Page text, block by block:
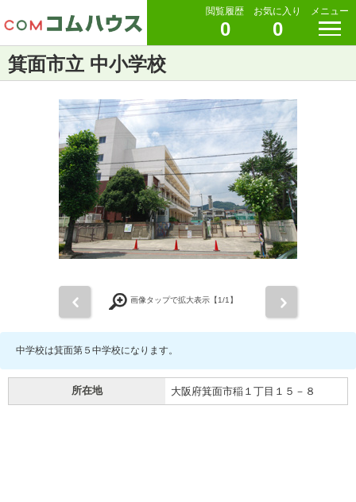
閲覧履歴
0
お気に入り
0
メニュー
箕面市立 中小学校
画像タップで拡大表示【1/1】
中学校は箕面第５中学校になります。
所在地 大阪府箕面市稲１丁目１５－８